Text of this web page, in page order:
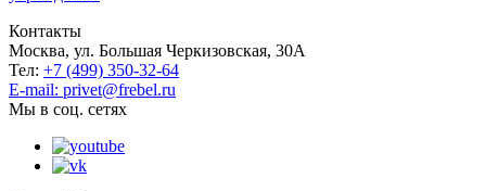
Контакты
Москва, ул. Большая Черкизовская, 30А
Тел: +7 (499) 350-32-64
E-mail: privet@frebel.ru
Мы в соц. сетях